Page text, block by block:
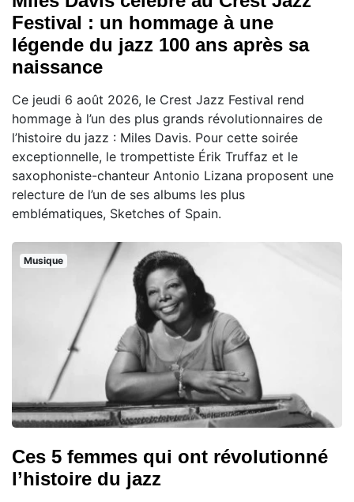
Festival : un hommage à une
légende du jazz 100 ans après sa
naissance
Ce jeudi 6 août 2026, le Crest Jazz Festival rend
hommage à l’un des plus grands révolutionnaires de
l’histoire du jazz : Miles Davis. Pour cette soirée
exceptionnelle, le trompettiste Érik Truffaz et le
saxophoniste-chanteur Antonio Lizana proposent une
relecture de l’un de ses albums les plus
emblématiques, Sketches of Spain.
Musique
Ces 5 femmes qui ont révolutionné
l’histoire du jazz